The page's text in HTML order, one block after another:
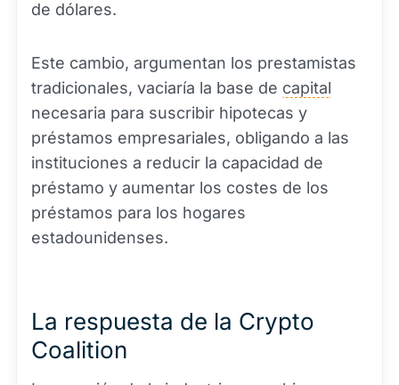
de dólares.
Este cambio, argumentan los prestamistas
tradicionales, vaciaría la base de capital
necesaria para suscribir hipotecas y
préstamos empresariales, obligando a las
instituciones a reducir la capacidad de
préstamo y aumentar los costes de los
préstamos para los hogares
estadounidenses.
La respuesta de la Crypto
Coalition